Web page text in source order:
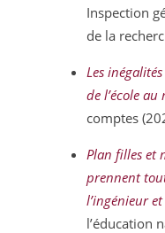
Inspection
de la
Les
de l’école
comptes
Plan filles et
prennent
l’ingénieur
l’éducation